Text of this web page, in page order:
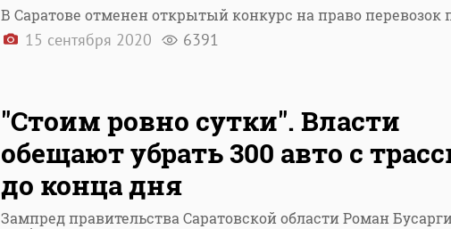
В Саратове отменен открытый конкурс на право перевозок
15 сентября 2020 6391
"Стоим ровно сутки". Власти
обещают убрать 300 авто с
до конца дня
Зампред правительства Саратовской области Роман